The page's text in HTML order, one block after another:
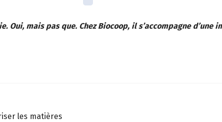
Oui, mais pas que. Chez Biocoop, il s’accompagne
les matières